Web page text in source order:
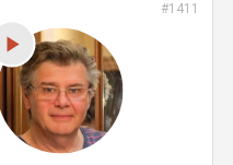
#1411